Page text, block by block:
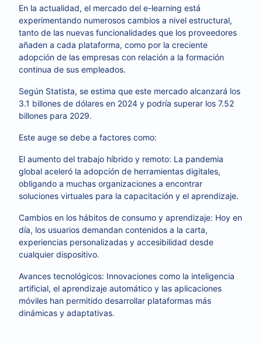
En la actualidad, el mercado del e-learning está
experimentando numerosos cambios a nivel estructural,
tanto de las nuevas funcionalidades que los proveedores
añaden a cada plataforma, como por la creciente
adopción de las empresas con relación a la formación
continua de sus empleados.
Según Statista, se estima que este mercado alcanzará los
3.1 billones de dólares en 2024 y podría superar los 7.52
billones para 2029.
Este auge se debe a factores como:
El aumento del trabajo híbrido y remoto: La pandemia
global aceleró la adopción de herramientas digitales,
obligando a muchas organizaciones a encontrar
soluciones virtuales para la capacitación y el aprendizaje.
Cambios en los hábitos de consumo y aprendizaje: Hoy en
día, los usuarios demandan contenidos a la carta,
experiencias personalizadas y accesibilidad desde
cualquier dispositivo.
Avances tecnológicos: Innovaciones como la inteligencia
artificial, el aprendizaje automático y las aplicaciones
móviles han permitido desarrollar plataformas más
dinámicas y adaptativas.